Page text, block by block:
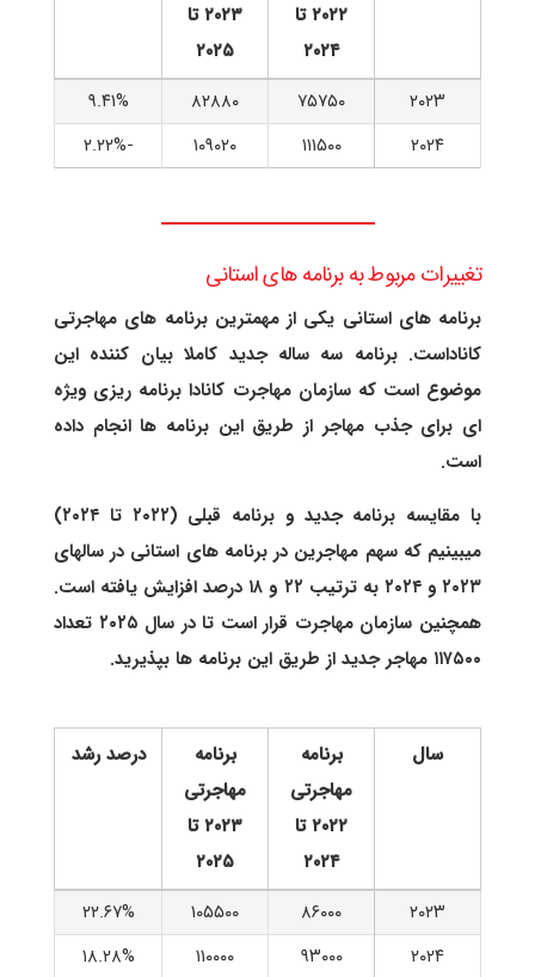
۲۰۲۲ تا
۲۰۲۴
۲۰۲۳ تا
۲۰۲۵
۲۰۲۳ ۷۵۷۵۰ ۸۲۸۸۰
۹.۴۱%
۲۰۲۴
۱۱۱۵۰۰ ۱۰۹۰۲۰ -۲.۲۲%
تغییرات مربوط به برنامه های استانی
برنامه های استانی یکی از مهمترین برنامه های مهاجرتی
کاناداست. برنامه سه ساله جدید کاملا بیان کننده این
موضوع است که سازمان مهاجرت کانادا برنامه ریزی ویژه
ای برای جذب مهاجر از طریق این برنامه ها انجام داده
است.
با مقایسه برنامه جدید و برنامه قبلی (۲۰۲۲ تا ۲۰۲۴)
میبینیم که سهم مهاجرین در برنامه های استانی در سالهای
۲۰۲۳ و ۲۰۲۴ به ترتیب ۲۲ و ۱۸ درصد افزایش یافته است.
همچنین سازمان مهاجرت قرار است تا در سال ۲۰۲۵ تعداد
۱۱۷۵۰۰ مهاجر جدید از طریق این برنامه ها بپذیرید.
سال
برنامه
مهاجرتی
۲۰۲۲ تا
۲۰۲۴
برنامه
مهاجرتی
۲۰۲۳ تا
۲۰۲۵
درصد رشد
۲۰۲۳ ۸۶۰۰۰ ۱۰۵۵۰۰
۲۲.۶۷%
۲۰۲۴
۹۳۰۰۰ ۱۱۰۰۰۰ ۱۸.۲۸%